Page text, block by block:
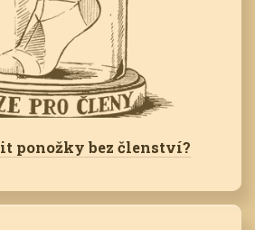
ponožky bez členství?